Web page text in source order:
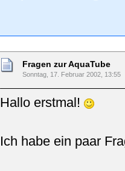
Fragen zur AquaTube
Sonntag, 17. Februar 2002, 13:55
Hallo erstmal!
Ich habe ein paar